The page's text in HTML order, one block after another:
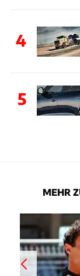
4
5
MEHR